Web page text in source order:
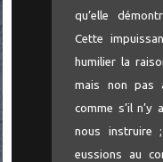
qu’elle
Cette
humilier la
mais non pas
comme s’il n’y
nous instruire
eussions au